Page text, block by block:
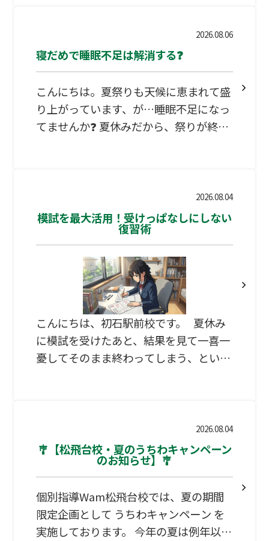
お、塾生のみなさんには、 １週間授業が
無い期間となるので宿題の量を調整して
出していきます。 お盆明け最初の授業
でチェックしますので、 解き直しも含め
て全て解けるように復習してきてくださ
い！ …
2026.08.06
寝だめで睡眠不足は解消する❓
こんにちは。夏祭りも天候に恵まれて盛
り上がっています、が…睡眠不足になっ
てませんか❓ 夏休みだから、祭りが終わ
ね‼ 残念ながら、科学的な証拠を紐解く
と「寝だめだけでは、睡眠負債を完全に
は返済できない」と考えられています。
週末とかに長く寝る事で主観的な眠気は
改善し、スッキリした気分になると報告
されています。 しかし、「気分」は回復
しても、集中力や認知機能といった脳の
働き、体のストレス反応は、完全に回復
しないことが示されているそうです。 も
うひとつの問題が週末に寝
2026.08.04
模試を最大活用！受けっぱなしにしない
復習術
こんにちは、初石駅前校です。 夏休み
に模試を受けたあと、結果を見て一喜一
憂してそのまま終わってしまう、という
「どう復習すればいいかわからない」
「復習しようとしても量が多くて途中で
挫折する」という声も多く聞かれます。
流山市、柏市の高校生家庭からも「模
試を受けても成績が上がらない」「復習
の仕方がわからずそのままにしてしま
う」という相談が増えています。今回
2026.08.04
🎐【松飛台校・夏のうちわキャンペーン
のお知らせ】🎐
個別指導Wam松飛台校では、夏の期間
限定企画として うちわキャンペーン を
実施しております。 今年の夏は例年以上